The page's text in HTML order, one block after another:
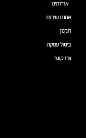
אודותינו
אמנת שירות
תקנון
ביטול עסקה
צרו קשר